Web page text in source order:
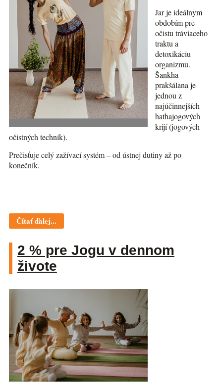
Jar je ideálnym
obdobím pre
očistu tráviaceho
traktu a
detoxikáciu
organizmu.
Šankha
prakšálana je
jednou z
najúčinnejších
hathajogových
krijí (jogových
očistných techník).
Prečisťuje celý zažívací systém – od ústnej dutiny až po
konečník.
Čítať ďalej...
2 % pre Jogu v dennom
živote